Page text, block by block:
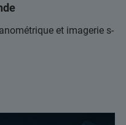
et imagerie s-